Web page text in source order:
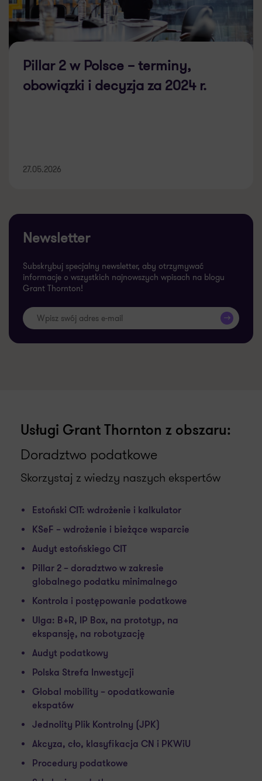
Pillar 2 w Polsce – terminy,
obowiązki i decyzja za 2024 r.
27.05.2026
Newsletter
Subskrybuj specjalny newsletter, aby otrzymywać
informacje o wszystkich najnowszych wpisach na blogu
Grant Thornton!
>>
Usługi Grant Thornton z obszaru:
Doradztwo podatkowe
Skorzystaj z wiedzy naszych ekspertów
Estoński CIT: wdrożenie i kalkulator
KSeF – wdrożenie i bieżące wsparcie
Audyt estońskiego CIT
Pillar 2 – doradztwo w zakresie
globalnego podatku minimalnego
Kontrola i postępowanie podatkowe
Ulga: B+R, IP Box, na prototyp, na
ekspansję, na robotyzację
Audyt podatkowy
Polska Strefa Inwestycji
Global mobility – opodatkowanie
ekspatów
Jednolity Plik Kontrolny (JPK)
Akcyza, cło, klasyfikacja CN i PKWiU
Procedury podatkowe